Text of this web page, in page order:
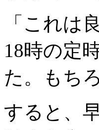
「これは
18時の定
た。もち
すると、